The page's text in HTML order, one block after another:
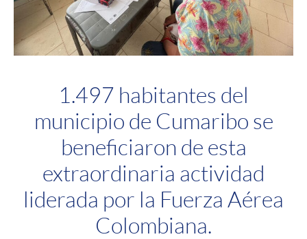
1.497 habitantes del
municipio de Cumaribo se
beneficiaron de esta
extraordinaria actividad
liderada por la Fuerza Aérea
Colombiana.